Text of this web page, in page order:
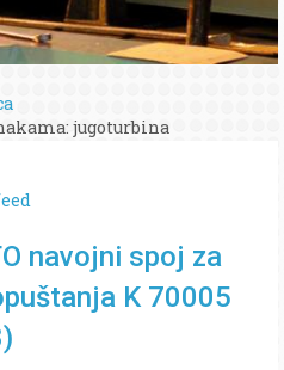
jugoturbina
navojni spoj za
K 70005